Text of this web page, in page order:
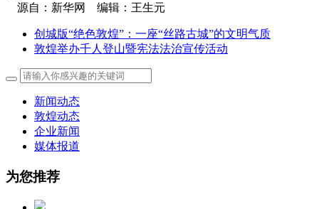
源自：新华网 编辑：王生元
创城版“绝色敦煌”：一座“丝路古城”的文明气质
敦煌举办千人登山暨宪法法治宣传活动
新闻动态
敦煌动态
企业新闻
媒体报道
为您推荐